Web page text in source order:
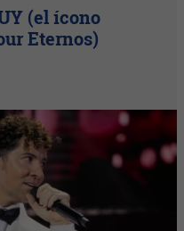
(el ícono
Eternos)